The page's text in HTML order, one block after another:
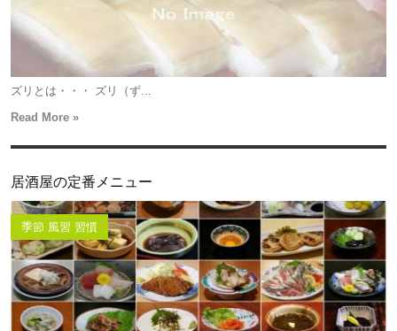
ズリとは・・・ ズリ（ず...
Read More »
居酒屋の定番メニュー
季節 風習 習慣